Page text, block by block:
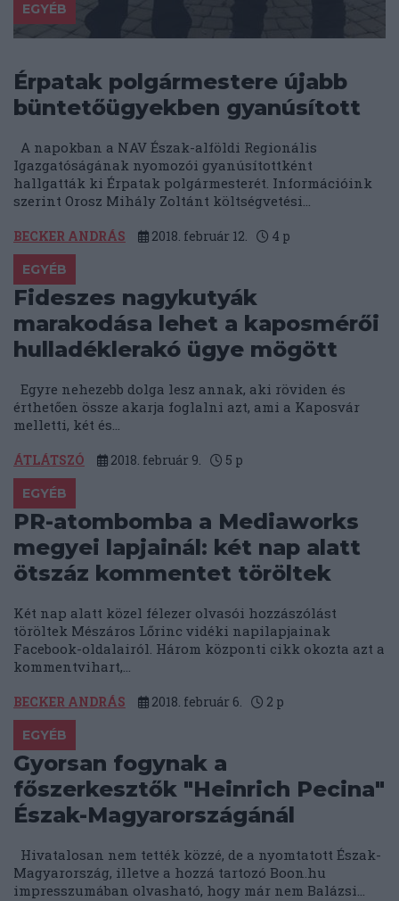
EGYÉB
Érpatak polgármestere újabb
büntetőügyekben gyanúsított
A napokban a NAV Észak-alföldi Regionális
Igazgatóságának nyomozói gyanúsítottként
hallgatták ki Érpatak polgármesterét. Információink
szerint Orosz Mihály Zoltánt költségvetési...
BECKER ANDRÁS 2018. február 12. 4 p
EGYÉB
Fideszes nagykutyák
marakodása lehet a kaposmérői
hulladéklerakó ügye mögött
Egyre nehezebb dolga lesz annak, aki röviden és
érthetően össze akarja foglalni azt, ami a Kaposvár
melletti, két és...
ÁTLÁTSZÓ 2018. február 9. 5 p
EGYÉB
PR-atombomba a Mediaworks
megyei lapjainál: két nap alatt
ötszáz kommentet töröltek
Két nap alatt közel félezer olvasói hozzászólást
töröltek Mészáros Lőrinc vidéki napilapjainak
Facebook-oldalairól. Három központi cikk okozta azt a
kommentvihart,...
BECKER ANDRÁS 2018. február 6. 2 p
EGYÉB
Gyorsan fogynak a
főszerkesztők "Heinrich Pecina"
Észak-Magyarországánál
Hivatalosan nem tették közzé, de a nyomtatott Észak-
Magyarország, illetve a hozzá tartozó Boon.hu
impresszumában olvasható, hogy már nem Balázsi...